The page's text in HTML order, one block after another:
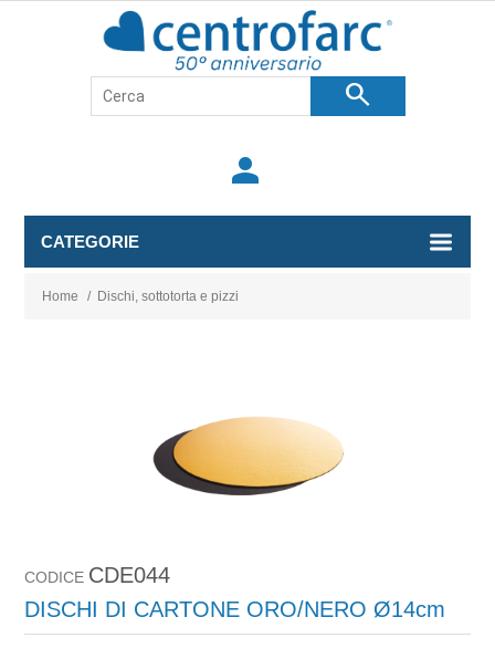
search
person
CATEGORIE
Home / Dischi, sottotorta e pizzi
CODICE CDE044
DISCHI DI CARTONE ORO/NERO Ø14cm